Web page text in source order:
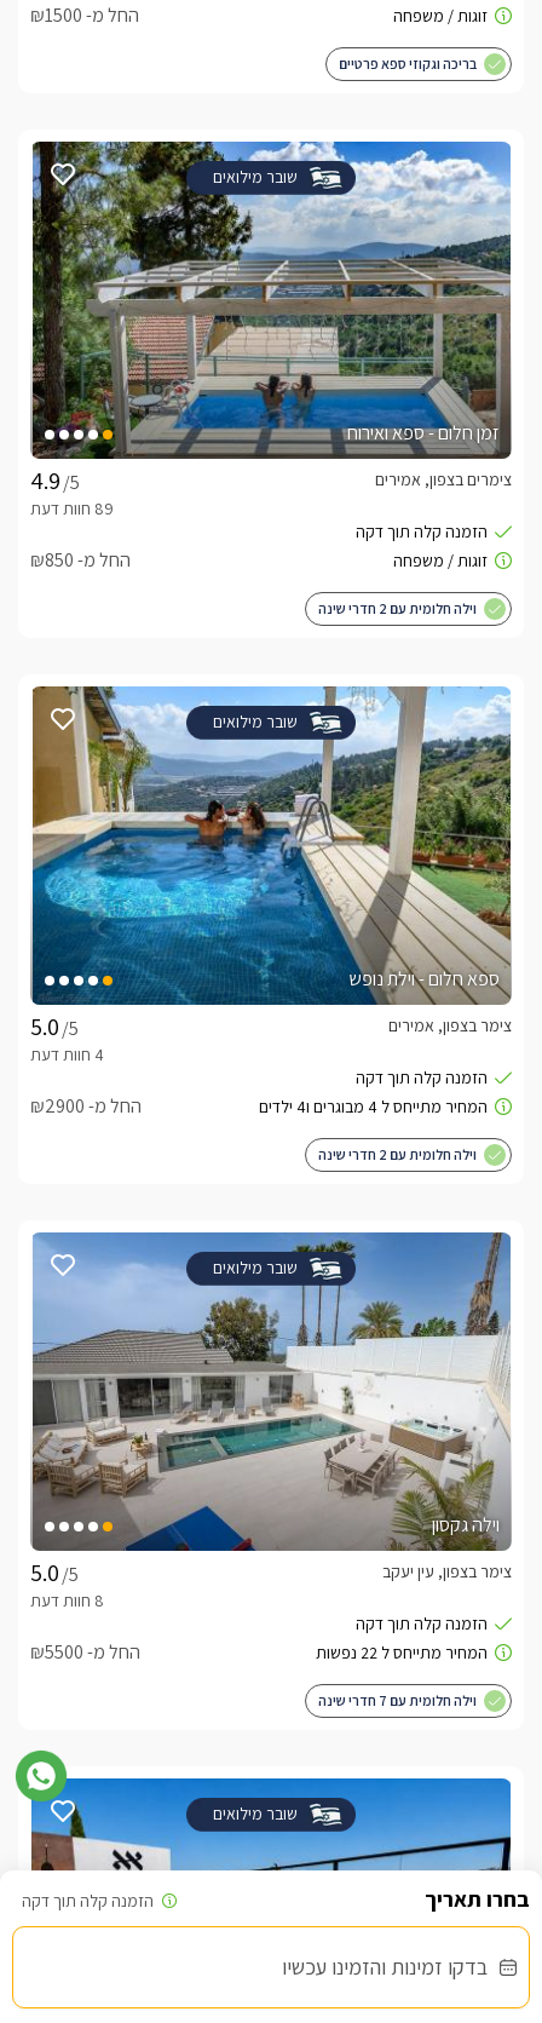
בדקו זמינות והזמינו עכשיו
החל מ- ₪1500
בריכה וגקוזי ספא פרטיים
שובר מילואים
זמן חלום - ספא ואירוח
/5
צימרים בצפון, אמירים
החל מ- ₪850
וילה חלומית עם 2 חדרי שינה
שובר מילואים
ספא חלום - וילת נופש
/5
צימר בצפון, אמירים
החל מ- ₪2900
וילה חלומית עם 2 חדרי שינה
שובר מילואים
וילה גקסון
/5
צימר בצפון, עין יעקב
החל מ- ₪5500
וילה חלומית עם 7 חדרי שינה
שובר מילואים